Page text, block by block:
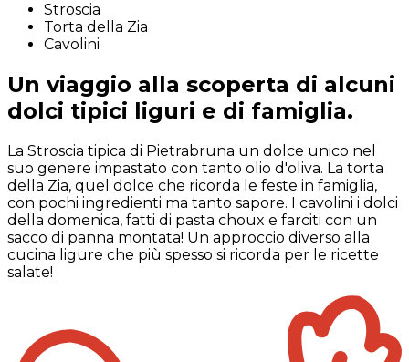
Stroscia
Torta della Zia
Cavolini
Un viaggio alla scoperta di alcuni
dolci tipici liguri e di famiglia.
La Stroscia tipica di Pietrabruna un dolce unico nel
suo genere impastato con tanto olio d'oliva. La torta
della Zia, quel dolce che ricorda le feste in famiglia,
con pochi ingredienti ma tanto sapore. I cavolini i dolci
della domenica, fatti di pasta choux e farciti con un
sacco di panna montata! Un approccio diverso alla
cucina ligure che più spesso si ricorda per le ricette
salate!